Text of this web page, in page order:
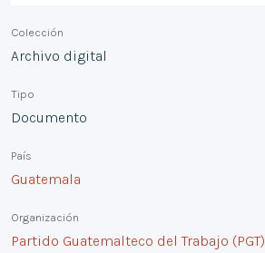
Colección
Archivo digital
Tipo
Documento
País
Guatemala
Organización
Partido Guatemalteco del Trabajo (PGT)